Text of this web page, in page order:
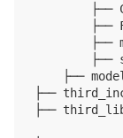
├──
├──
├──
├──
├──
├──
├──